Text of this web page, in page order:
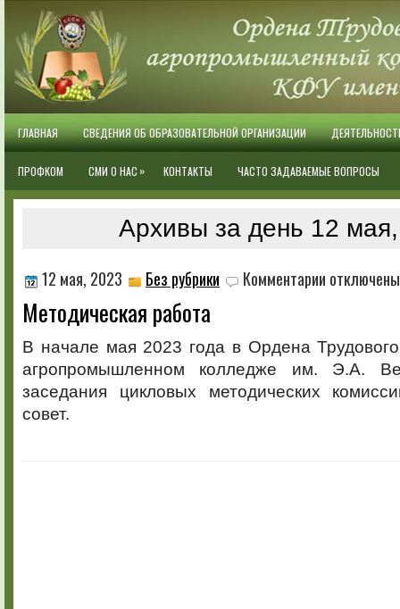
ГЛАВНАЯ СВЕДЕНИЯ ОБ ОБРАЗОВАТЕЛЬНОЙ ОРГАНИЗАЦИИ
ПРОФКОМ СМИ О НАС » КОНТАКТЫ ЧАСТО ЗАДАВАЕМЫЕ ВОПРОСЫ
Архивы за день 12
12 мая, 2023 Без рубрики Комментарии записи
отключены
Методическая работа
В начале мая 2023 года в Ордена
агропромышленном колледже им. Э.А.
заседания цикловых методических
совет.